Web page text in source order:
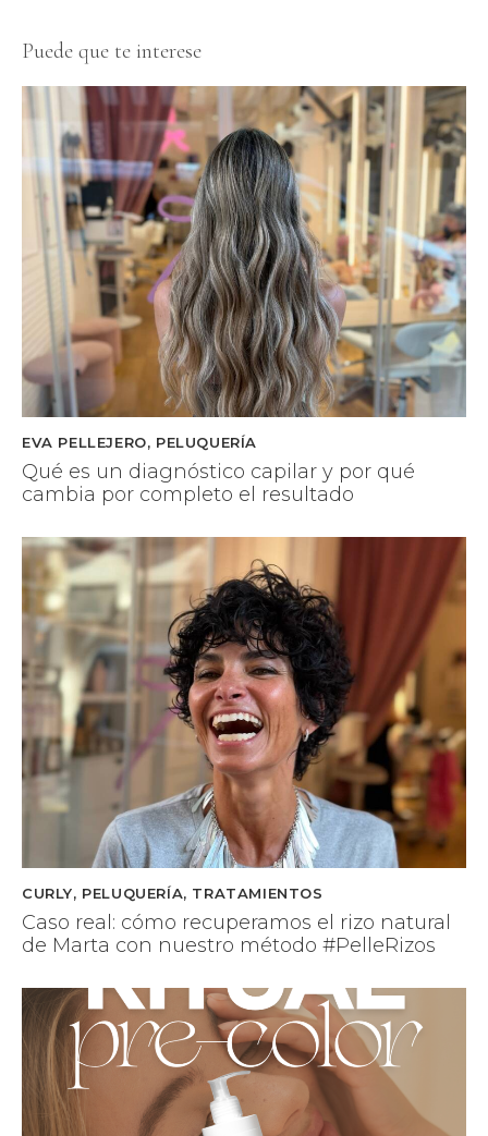
Puede que te interese
EVA PELLEJERO, PELUQUERÍA
Qué es un diagnóstico capilar y por qué
cambia por completo el resultado
CURLY, PELUQUERÍA, TRATAMIENTOS
Caso real: cómo recuperamos el rizo natural
de Marta con nuestro método #PelleRizos